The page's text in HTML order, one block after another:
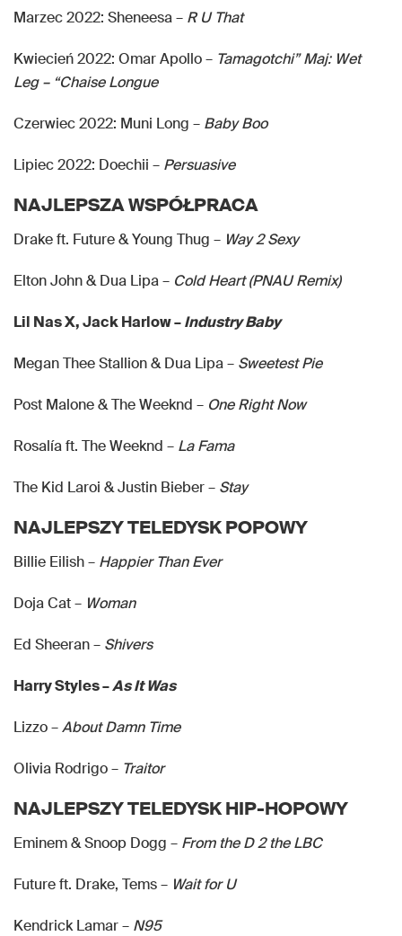
Marzec 2022: Sheneesa – R U That
Kwiecień 2022: Omar Apollo – Tamagotchi” Maj: Wet
Leg – “Chaise Longue
Czerwiec 2022: Muni Long – Baby Boo
Lipiec 2022: Doechii – Persuasive
NAJLEPSZA WSPÓŁPRACA
Drake ft. Future & Young Thug – Way 2 Sexy
Elton John & Dua Lipa – Cold Heart (PNAU Remix)
Lil Nas X, Jack Harlow –Industry Baby
Megan Thee Stallion & Dua Lipa – Sweetest Pie
Post Malone & The Weeknd – One Right Now
Rosalía ft. The Weeknd – La Fama
The Kid Laroi & Justin Bieber – Stay
NAJLEPSZY TELEDYSK POPOWY
Billie Eilish – Happier Than Ever
Doja Cat – Woman
Ed Sheeran – Shivers
Harry Styles –As It Was
Lizzo –About Damn Time
Olivia Rodrigo – Traitor
NAJLEPSZY TELEDYSK HIP-HOPOWY
Eminem & Snoop Dogg – From the D 2 the LBC
Future ft. Drake, Tems – Wait for U
Kendrick Lamar – N95